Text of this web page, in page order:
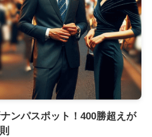
ンパスポット！400勝超えが